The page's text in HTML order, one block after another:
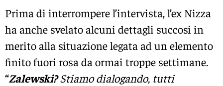
Prima di interrompere l’intervista, l’ex Nizza
ha anche svelato alcuni dettagli succosi in
merito alla situazione legata ad un elemento
finito fuori rosa da ormai troppe settimane.
“Zalewski?Stiamo dialogando, tutti